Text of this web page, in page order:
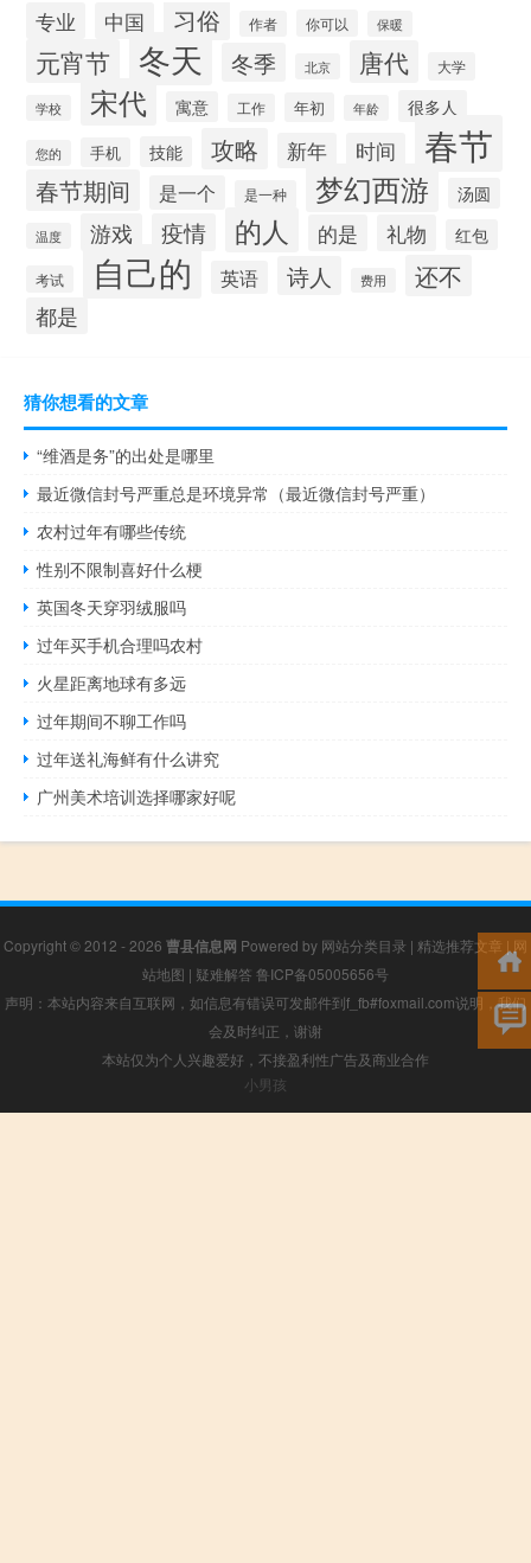
专业 中国 习俗 作者 你可以 保暖
元宵节 冬天 冬季 北京 唐代 大学
学校 宋代 寓意 工作 年初 年龄 很多人
您的 手机 技能 攻略 新年 时间 春节
春节期间 是一个 是一种 梦幻西游 汤圆
温度 游戏 疫情 的人 的是 礼物 红包
考试 自己的 英语 诗人 费用 还不
都是
猜你想看的文章
“维酒是务”的出处是哪里
最近微信封号严重总是环境异常（最近微信封号严重）
农村过年有哪些传统
性别不限制喜好什么梗
英国冬天穿羽绒服吗
过年买手机合理吗农村
火星距离地球有多远
过年期间不聊工作吗
过年送礼海鲜有什么讲究
广州美术培训选择哪家好呢
Copyright © 2012 - 2026 曹县信息网 Powered by 网站分类目录 | 精选推荐文章 | 网
站地图 | 疑难解答 鲁ICP备05005656号
声明：本站内容来自互联网，如信息有错误可发邮件到f_fb#foxmail.com说明，我们
会及时纠正，谢谢
本站仅为个人兴趣爱好，不接盈利性广告及商业合作
小男孩